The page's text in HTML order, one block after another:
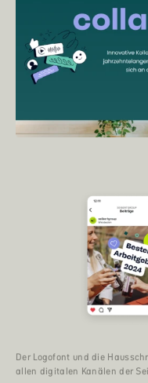
Der Logofont und die
allen digitalen Kanälen der